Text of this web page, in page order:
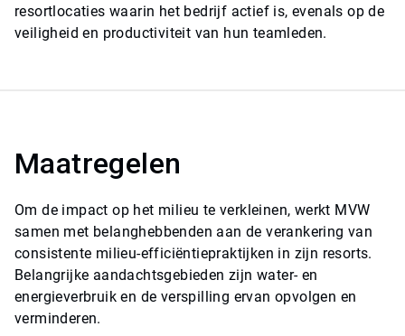
resortlocaties waarin het bedrijf actief is, evenals op de
veiligheid en productiviteit van hun teamleden.
Maatregelen
Om de impact op het milieu te verkleinen, werkt MVW
samen met belanghebbenden aan de verankering van
consistente milieu-efficiëntiepraktijken in zijn resorts.
Belangrijke aandachtsgebieden zijn water- en
energieverbruik en de verspilling ervan opvolgen en
verminderen.